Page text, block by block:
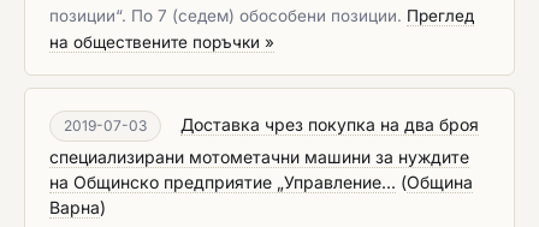
позиции“. По 7 (седем) обособени позиции. Преглед
на обществените поръчки »
2019-07-03
Доставка чрез покупка на два броя
специализирани мотометачни машини за нуждите
на Общинско предприятие „Управление... (Община
Варна)